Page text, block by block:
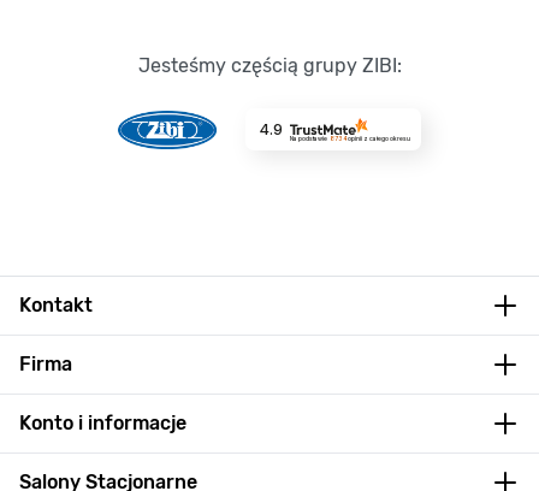
Jesteśmy częścią grupy ZIBI:
4.9
Na podstawie 8734opinii z całego okresu
Kontakt
Firma
Konto i informacje
Salony Stacjonarne